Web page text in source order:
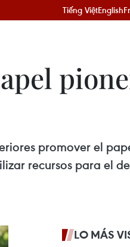
Tiếng ViệtEnglish
promover el
recursos para el
LO MÁS